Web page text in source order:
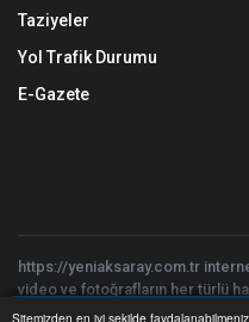
Sitemizden en iyi şekilde
Taziyeler
Yol Trafik Durumu
E-Gazete
https://yeniaksaray.com.tr
video ve fotoğrafların her türlü
gösterilerek dahi kullanılamaz.